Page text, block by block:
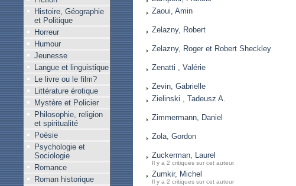
Histoire, Géographie
et Politique
Horreur
Humour
Jeunesse
Langue et linguistique
Le livre ou le film?
Littérature érotique
Mystère et Policier
Philosophie, religion
et spiritualité
Poésie
Psychologie et
Sociologie
Romance
Roman historique
Zaoui, Amin
Zelazny, Robert
Zelazny, Roger et Robert Sheckley
Zenatti , Valérie
Zevin, Gabrielle
Zielinski , Tadeusz A.
Zimmermann, Daniel
Zola, Gordon
Zuckerman, Laurel
Il y a 2 critiques sur cet auteur
Zumkir, Michel
Il y a 2 critiques sur cet auteur